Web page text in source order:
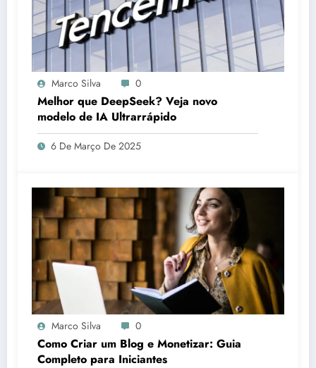
Marco Silva 0
Melhor que DeepSeek? Veja novo
modelo de IA Ultrarrápido
6 De Março De 2025
Marco Silva 0
Como Criar um Blog e Monetizar: Guia
Completo para Iniciantes